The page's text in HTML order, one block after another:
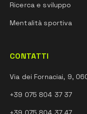
Ricerca e sviluppo
Mentalità sportiva
CONTATTI
Via dei Fornaciai, 9,
+39 075 804 37 37